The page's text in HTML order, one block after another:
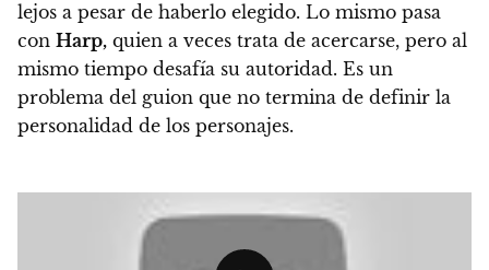
lejos a pesar de haberlo elegido. Lo mismo pasa
con Harp, quien a veces trata de acercarse, pero al
mismo tiempo desafía su autoridad. Es un
problema del guion que no termina de definir la
personalidad de los personajes.